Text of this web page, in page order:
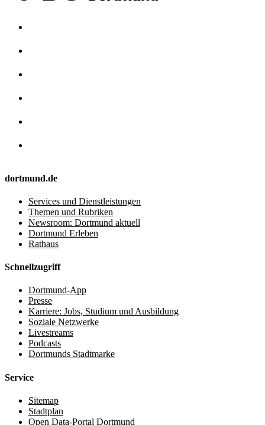
dortmund.de
Services und Dienstleistungen
Themen und Rubriken
Newsroom: Dortmund aktuell
Dortmund Erleben
Rathaus
Schnellzugriff
Dortmund-App
Presse
Karriere: Jobs, Studium und Ausbildung
Soziale Netzwerke
Livestreams
Podcasts
Dortmunds Stadtmarke
Service
Sitemap
Stadtplan
Open Data-Portal Dortmund